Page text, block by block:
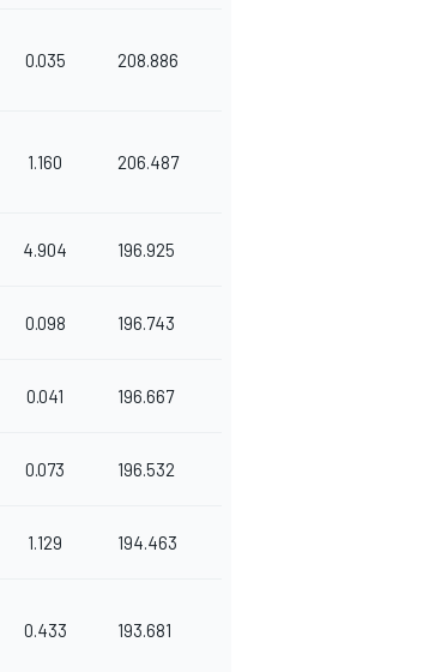
0.035 208.886
1.160 206.487
4.904 196.925
0.098 196.743
0.041 196.667
0.073 196.532
1.129 194.463
0.433 193.681